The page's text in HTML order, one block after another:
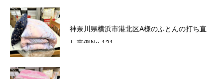
神奈川県横浜市港北区A様のふとんの打ち直
し事例No.121
サマーセール2026～ワクワクドキドキ！夏の
スクラッチ！～